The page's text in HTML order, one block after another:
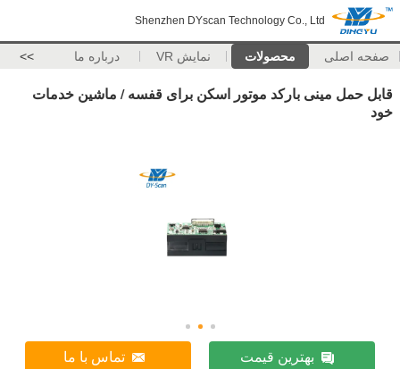
Shenzhen DYscan Technology Co., Ltd
صفحه اصلی محصولات نمایش VR درباره ما >>
قابل حمل مینی بارکد موتور اسکن برای قفسه / ماشین خدمات
خود
بهترین قیمت تماس با ما